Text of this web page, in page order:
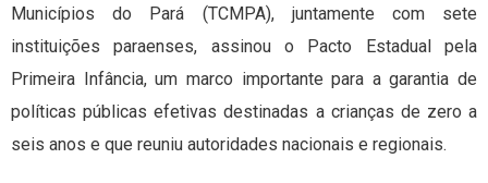
Municípios do Pará (TCMPA), juntamente com sete
instituições paraenses, assinou o Pacto Estadual pela
Primeira Infância, um marco importante para a garantia de
políticas públicas efetivas destinadas a crianças de zero a
seis anos e que reuniu autoridades nacionais e regionais.